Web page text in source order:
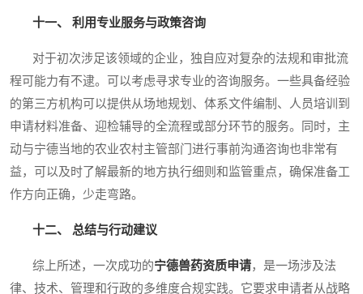
十一、 利用专业服务与政策咨询
对于初次涉足该领域的企业，独自应对复杂的法规和审批流
程可能力有不逮。可以考虑寻求专业的咨询服务。一些具备经验
的第三方机构可以提供从场地规划、体系文件编制、人员培训到
申请材料准备、迎检辅导的全流程或部分环节的服务。同时，主
动与宁德当地的农业农村主管部门进行事前沟通咨询也非常有
益，可以及时了解最新的地方执行细则和监管重点，确保准备工
作方向正确，少走弯路。
十二、 总结与行动建议
综上所述，一次成功的宁德兽药资质申请，是一场涉及法
律、技术、管理和行政的多维度合规实践。它要求申请者从战略